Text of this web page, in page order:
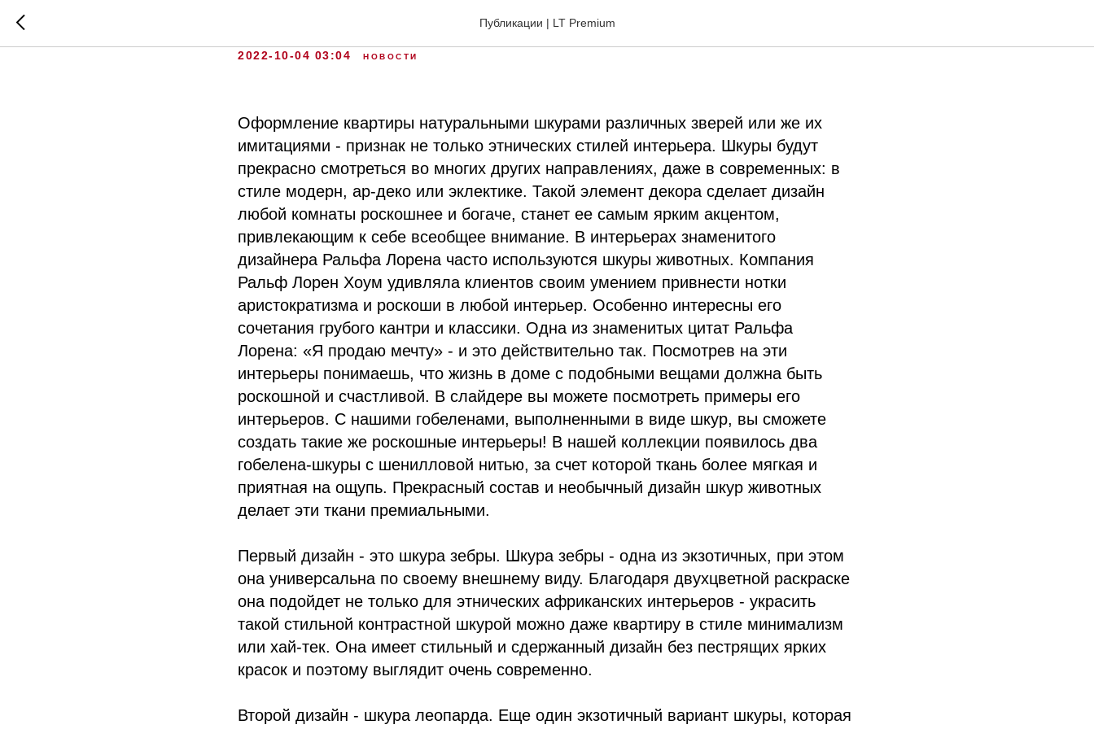
Публикации | LT Premium
Гобелен Звериный стиль
2022-10-04 03:04 НОВОСТИ
Оформление квартиры натуральными шкурами различных зверей или же их
имитациями - признак не только этнических стилей интерьера. Шкуры будут
прекрасно смотреться во многих других направлениях, даже в современных: в
стиле модерн, ар-деко или эклектике. Такой элемент декора сделает дизайн
любой комнаты роскошнее и богаче, станет ее самым ярким акцентом,
привлекающим к себе всеобщее внимание. В интерьерах знаменитого
дизайнера Ральфа Лорена часто используются шкуры животных. Компания
Ральф Лорен Хоум удивляла клиентов своим умением привнести нотки
аристократизма и роскоши в любой интерьер. Особенно интересны его
сочетания грубого кантри и классики. Одна из знаменитых цитат Ральфа
Лорена: «Я продаю мечту» - и это действительно так. Посмотрев на эти
интерьеры понимаешь, что жизнь в доме с подобными вещами должна быть
роскошной и счастливой. В слайдере вы можете посмотреть примеры его
интерьеров. С нашими гобеленами, выполненными в виде шкур, вы сможете
создать такие же роскошные интерьеры! В нашей коллекции появилось два
гобелена-шкуры с шенилловой нитью, за счет которой ткань более мягкая и
приятная на ощупь. Прекрасный состав и необычный дизайн шкур животных
делает эти ткани премиальными.
Первый дизайн - это шкура зебры. Шкура зебры - одна из экзотичных, при этом
она универсальна по своему внешнему виду. Благодаря двухцветной раскраске
она подойдет не только для этнических африканских интерьеров - украсить
такой стильной контрастной шкурой можно даже квартиру в стиле минимализм
или хай-тек. Она имеет стильный и сдержанный дизайн без пестрящих ярких
красок и поэтому выглядит очень современно.
Второй дизайн - шкура леопарда. Еще один экзотичный вариант шкуры, которая